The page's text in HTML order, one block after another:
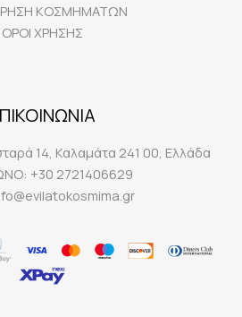
ΚΟΣΜΗΜΑΤΩΝ
ΟΡΟΙ ΧΡΗΣΗΣ
14, Καλαμάτα 241 00, Ελλάδα
+30 2721406629